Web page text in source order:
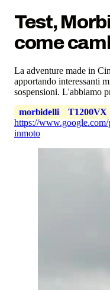
Test,
come
La adventure made in
apportando interessanti
sospensioni. L'abbiamo
morbidelli
T1200VX
https://www.google.com/
inmoto